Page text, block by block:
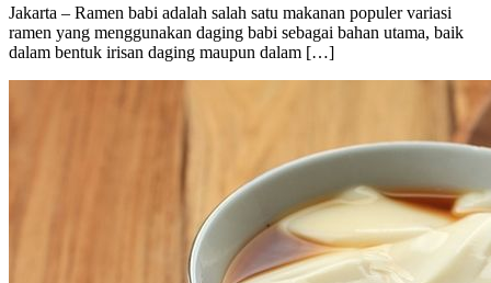
Jakarta – Ramen babi adalah salah satu makanan populer variasi
ramen yang menggunakan daging babi sebagai bahan utama, baik
dalam bentuk irisan daging maupun dalam […]